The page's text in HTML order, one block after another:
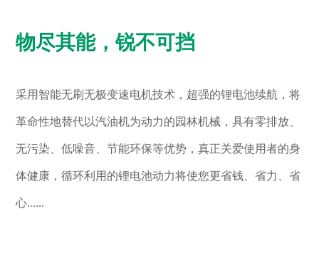
物尽其能，锐不可挡
采用智能无刷无极变速电机技术，超强的锂电池续航，将
革命性地替代以汽油机为动力的园林机械，具有零排放、
无污染、低噪音、节能环保等优势，真正关爱使用者的身
体健康，循环利用的锂电池动力将使您更省钱、省力、省
心......